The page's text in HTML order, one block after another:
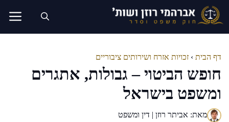
לדלג
לתוכן
דף הבית › זכויות אזרח ושירותים ציבוריים
חופש הביטוי – גבולות, אתגרים
ומשפט בישראל
מאת: אביתר רוזן | דין ומשפט